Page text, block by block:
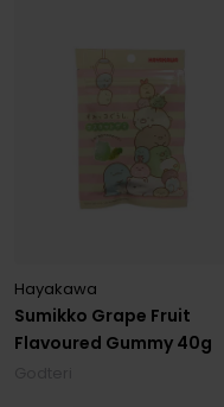
Sumikko Grape Fruit
Flavoured Gummy 40g
Hayakawa